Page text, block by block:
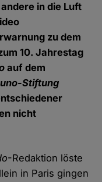
in die Luft
zu dem
10. Jahrestag
auf dem
Stiftung
nicht
-Redaktion löste
in Paris gingen